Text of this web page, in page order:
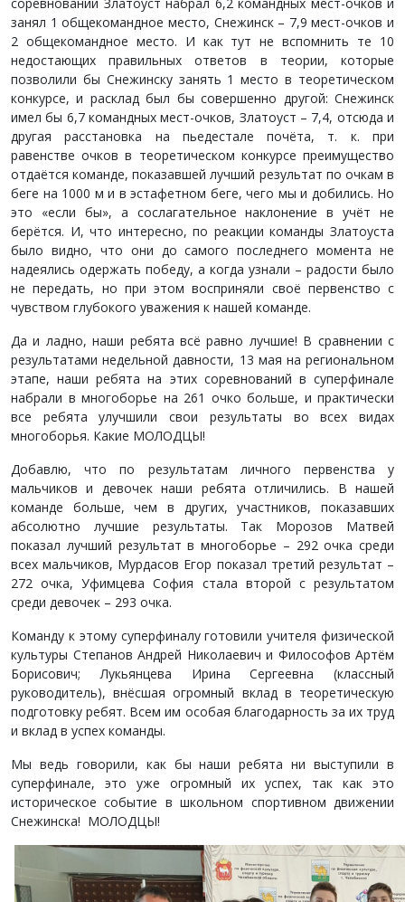
занял 1 общекомандное место, Снежинск – 7,9 мест-очков и
2 общекомандное место. И как тут не вспомнить те 10
недостающих правильных ответов в теории, которые
позволили бы Снежинску занять 1 место в теоретическом
конкурсе, и расклад был бы совершенно другой: Снежинск
имел бы 6,7 командных мест-очков, Златоуст – 7,4, отсюда и
другая расстановка на пьедестале почёта, т. к. при
равенстве очков в теоретическом конкурсе преимущество
отдаётся команде, показавшей лучший результат по очкам в
беге на 1000 м и в эстафетном беге, чего мы и добились. Но
это «если бы», а сослагательное наклонение в учёт не
берётся. И, что интересно, по реакции команды Златоуста
было видно, что они до самого последнего момента не
надеялись одержать победу, а когда узнали – радости было
не передать, но при этом восприняли своё первенство с
чувством глубокого уважения к нашей команде.
Да и ладно, наши ребята всё равно лучшие! В сравнении с
результатами недельной давности, 13 мая на региональном
этапе, наши ребята на этих соревнований в суперфинале
набрали в многоборье на 261 очко больше, и практически
все ребята улучшили свои результаты во всех видах
многоборья. Какие МОЛОДЦЫ!
Добавлю, что по результатам личного первенства у
мальчиков и девочек наши ребята отличились. В нашей
команде больше, чем в других, участников, показавших
абсолютно лучшие результаты. Так Морозов Матвей
показал лучший результат в многоборье – 292 очка среди
всех мальчиков, Мурдасов Егор показал третий результат –
272 очка, Уфимцева София стала второй с результатом
среди девочек – 293 очка.
Команду к этому суперфиналу готовили учителя физической
культуры Степанов Андрей Николаевич и Философов Артём
Борисович; Лукьянцева Ирина Сергеевна (классный
руководитель), внёсшая огромный вклад в теоретическую
подготовку ребят. Всем им особая благодарность за их труд
и вклад в успех команды.
Мы ведь говорили, как бы наши ребята ни выступили в
суперфинале, это уже огромный их успех, так как это
историческое событие в школьном спортивном движении
Снежинска! МОЛОДЦЫ!